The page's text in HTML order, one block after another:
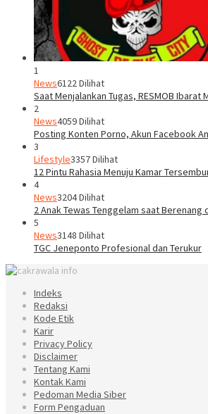
1
News6122 Dilihat
Saat Menjalankan Tugas, RESMOB Ibarat
2
News4059 Dilihat
Posting Konten Porno, Akun Facebook
3
Lifestyle3357 Dilihat
12 Pintu Rahasia Menuju Kamar
4
News3204 Dilihat
2 Anak Tewas Tenggelam saat Berenang
5
News3148 Dilihat
TGC Jeneponto Profesional dan Terukur
Indeks
Redaksi
Kode Etik
Karir
Privacy Policy
Disclaimer
Tentang Kami
Kontak Kami
Pedoman Media Siber
Form Pengaduan